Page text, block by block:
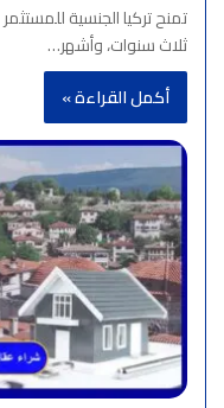
تمنح تركيا الجنسية
ثلاث سنوات، وأشهر…
أكمل القراءة »